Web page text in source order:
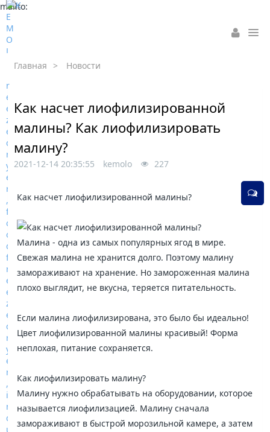
mailto:
Главная > Новости
Как насчет лиофилизированной
малины? Как лиофилизировать
малину?
2021-12-14 20:35:55 kemolo 227
Как насчет лиофилизированной малины?
Малина - одна из самых популярных ягод в мире.
Свежая малина не хранится долго. Поэтому малину
замораживают на хранение. Но замороженная малина
плохо выглядит, не вкусна, теряется питательность.
Если малина лиофилизирована, это было бы идеально!
Цвет лиофилизированной малины красивый! Форма
неплохая, питание сохраняется.
Как лиофилизировать малину?
Малину нужно обрабатывать на оборудовании, которое
называется лиофилизацией. Малину сначала
замораживают в быстрой морозильной камере, а затем